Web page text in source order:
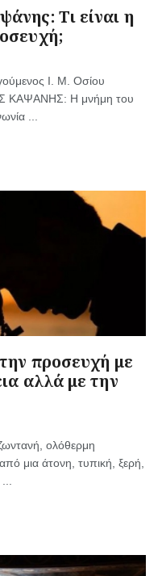
Τι είναι η
Ι. Μ. Οσίου
ΚΑΨΑΝΗΣ: Η μνήμη του
...
προσευχή με
αλλά με την
ολόθερμη
μια άτονη, τυπική, ξερή,